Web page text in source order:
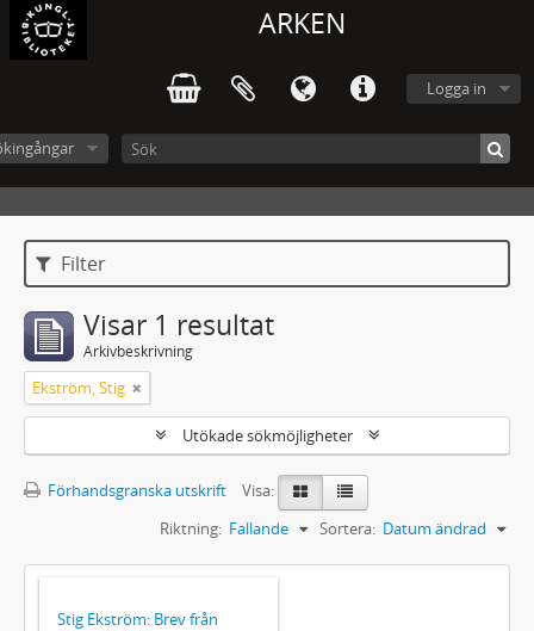
ARKEN
Logga in
Filter
Visar 1 resultat
Arkivbeskrivning
Ekström, Stig
Utökade sökmöjligheter
Förhandsgranska utskrift
Visa:
Sortera: Datum ändrad
Riktning: Fallande
Stig Ekström: Brev från